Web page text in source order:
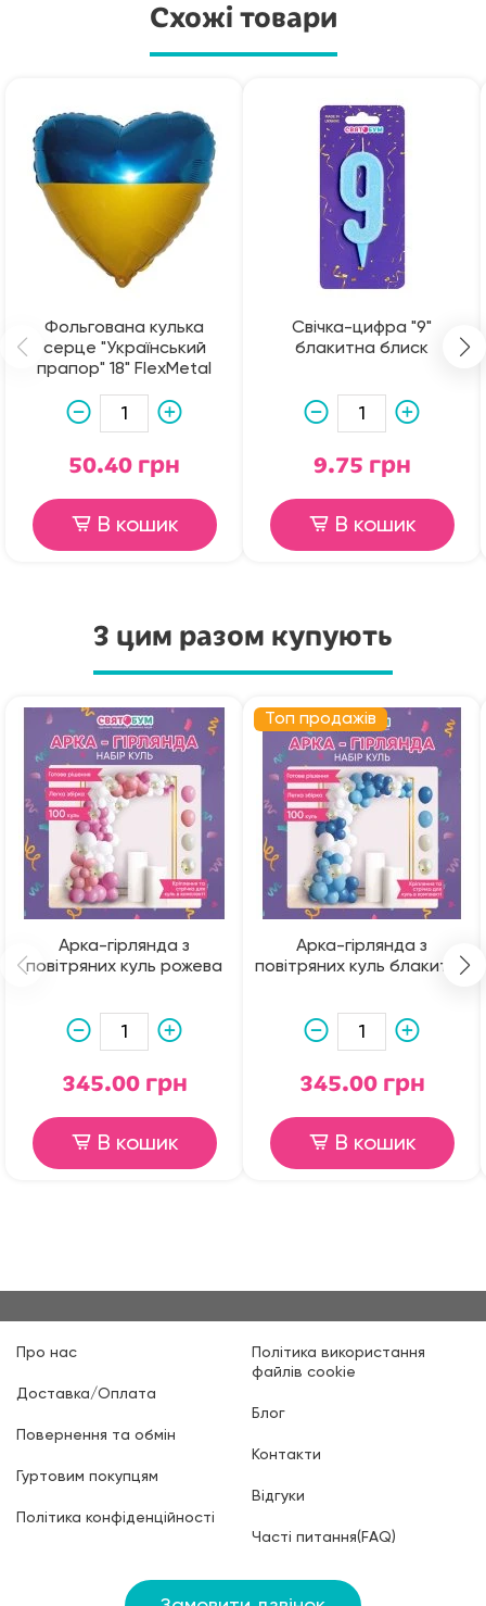
Схожі товари
Фольгована кулька
серце "Український
прапор" 18" FlexMetal
50.40 грн
В кошик
Свічка-цифра "9"
блакитна блиск
9.75 грн
В кошик
З цим разом купують
Арка-гірлянда з
повітряних куль рожева
345.00 грн
В кошик
Топ продажів
Арка-гірлянда з
повітряних куль блакитна
345.00 грн
В кошик
Про нас
Доставка/Оплата
Повернення та обмін
Гуртовим покупцям
Політика конфіденційності
Політика використання
файлів cookie
Блог
Контакти
Відгуки
Часті питання(FAQ)